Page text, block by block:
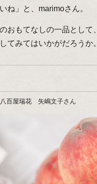
ね」と、marimoさん。
おもてなしの一品として
てみてはいかがだろうか。
百屋瑞花 矢嶋文子さん